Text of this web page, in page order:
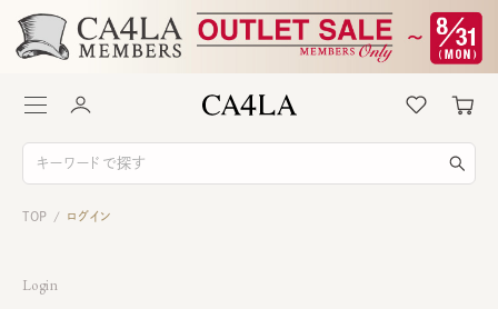
TOP / ログイン
Login